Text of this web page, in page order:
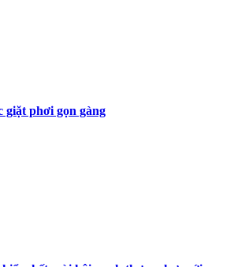
giặt phơi gọn gàng